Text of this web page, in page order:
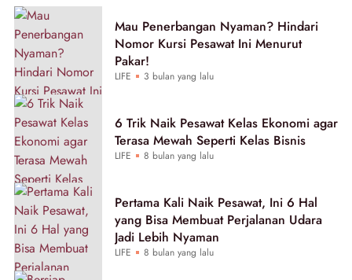
BeautynesiaMau Penerbangan Nyaman? Hindari
Nomor Kursi Pesawat Ini Menurut
Pakar!
LIFE 3 bulan yang lalu
6 Trik Naik Pesawat Kelas Ekonomi agar
Terasa Mewah Seperti Kelas Bisnis
LIFE 8 bulan yang lalu
Pertama Kali Naik Pesawat, Ini 6 Hal
yang Bisa Membuat Perjalanan Udara
Jadi Lebih Nyaman
LIFE 8 bulan yang lalu